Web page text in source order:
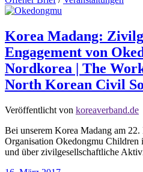
Korea Madang:
Engagement von
Nordkorea | The
North Korean Civil
Veröffentlicht von koreaverband.de
Bei unserem Korea Madang am
Organisation Okedongmu
und über zivilgesellschaftliche